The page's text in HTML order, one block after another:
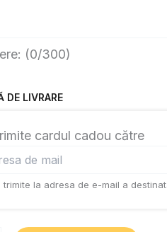
(0/300)
DE LIVRARE
cardul cadou către
trimite la adresa de e-mail a